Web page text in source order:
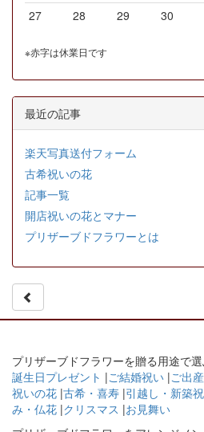
27
28 29 30
※赤字は休業日です
最近の記事
楽天写真送付フォーム
古希祝いの花
記事一覧
開店祝いの花とマナー
プリザーブドフラワーとは
プリザーブドフラワーを贈る用途で
誕生日プレゼント |ご結婚祝い |ご出
祝いの花 |古希・喜寿 |引越し・新築
み・仏花 |クリスマス |お見舞い